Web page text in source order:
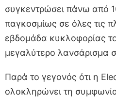
συγκεντρώσει πάνω από
παγκοσμίως σε όλες τις
εβδομάδα κυκλοφορίας
μεγαλύτερο λανσάρισμα
Παρά το γεγονός ότι η
ολοκληρώνει τη